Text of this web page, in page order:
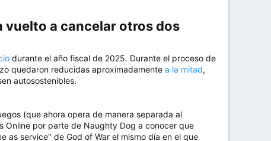
vuelto a cancelar otros dos​
durante el año fiscal de 2025. Durante el proceso de
quedaron reducidas aproximadamente a la mitad,
autosostenibles.
(que ahora opera de manera separada al
Online por parte de Naughty Dog a conocer que
as service" de God of War el mismo día en el que